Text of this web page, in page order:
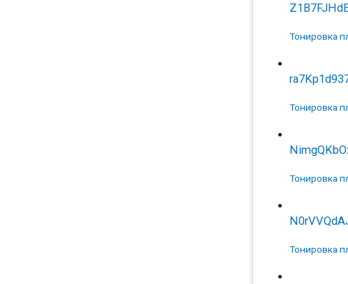
Тонировка
Тонировка
Тонировка
Тонировка